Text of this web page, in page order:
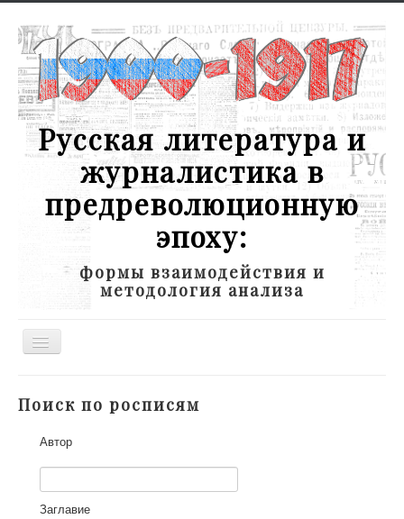
Русская литература и
журналистика в
предреволюционную
эпоху:
формы взаимодействия и
методология анализа
Toggle
Участники
Научная работа
Поиск по росписям
Автор
Заглавие